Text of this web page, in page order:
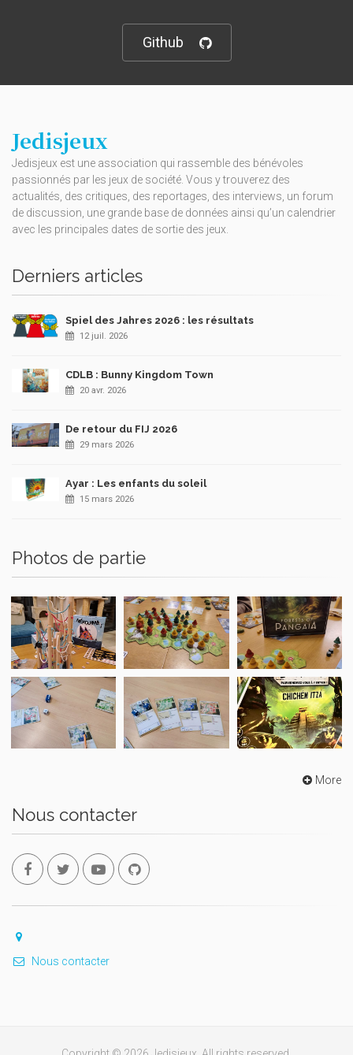
Github
Jedisjeux
Jedisjeux est une association qui rassemble des bénévoles
passionnés par les jeux de société. Vous y trouverez des
actualités, des critiques, des reportages, des interviews, un forum
de discussion, une grande base de données ainsi qu’un calendrier
avec les principales dates de sortie des jeux.
Derniers articles
Spiel des Jahres 2026 : les résultats
12 juil. 2026
CDLB : Bunny Kingdom Town
20 avr. 2026
De retour du FIJ 2026
29 mars 2026
Ayar : Les enfants du soleil
15 mars 2026
Photos de partie
More
Nous contacter
Nous contacter